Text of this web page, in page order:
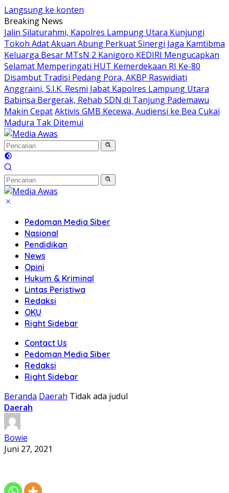
Langsung ke konten
Breaking News
Jalin Silaturahmi, Kapolres Lampung Utara Kunjungi
Tokoh Adat Akuan Abung Perkuat Sinergi Jaga Kamtibma
Keluarga Besar MTsN 2 Kanigoro KEDIRI Mengucapkan
Selamat Memperingati HUT Kemerdekaan RI Ke-80
Disambut Tradisi Pedang Pora, AKBP Raswidiati
Anggraini, S.I.K. Resmi Jabat Kapolres Lampung Utara
Babinsa Bergerak, Rehab SDN di Tanjung Pademawu
Makin CepatAktivis GMB Kecewa, Audiensi ke Bea Cukai
Madura Tak Ditemui
Pedoman Media Siber
Nasional
Pendidikan
News
Opini
Hukum & Kriminal
Lintas Peristiwa
Redaksi
OKU
Right Sidebar
Contact Us
Pedoman Media Siber
Redaksi
Right Sidebar
Beranda Daerah Tidak ada judul
Daerah
Bowie
Juni 27, 2021